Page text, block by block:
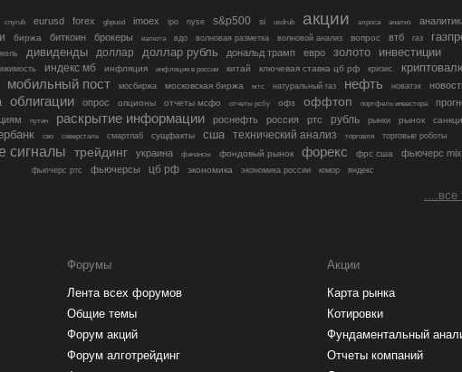
cnyrub eurusd forex gbpusd imoex ipo nyse s&p500 si usdrub акции алроса анализ
биржа биткоин брокеры валюта вдо волновая разметка волновой анализ вопрос втб газ
дивиденды доллар доллар рубль дональд трамп евро золото инвестиции
индекс мб инфляция инфляция в россии китай ключевая ставка цб рф кризис
мобильный пост мосбиржа московская биржа мтс натуральный газ нефть новатэк
облигации опрос опционы отчеты мсфо отчеты рсбу офз оффтоп портфель инвестора
путин раскрытие информации роснефть россия ртс рубль рынки рынок
сво северсталь смартлаб сущфакты сша технический анализ торговля торговые роботы
сигналы трейдинг украина финансы фондовый рынок форекс фрс сша фьючерс mix
фьючерс ртс фьючерсы цб рф экономика экономика россии юмор яндекс
....все
Форумы
Лента всех форумов
Общие темы
Форум акций
Форум алготрейдинг
Акции
Карта рынка
Котировки
Фундаментальный
Отчеты компаний